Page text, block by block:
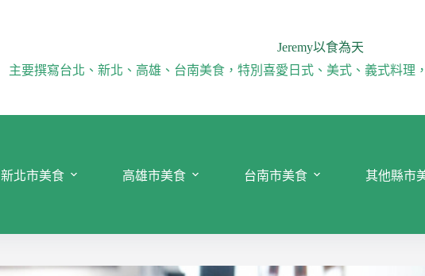
Jeremy以食為天
主要撰寫台北、新北、高雄、台南美食，特別喜愛日式、美式、義式料理
新北市美食 高雄市美食 台南市美食 其他縣市